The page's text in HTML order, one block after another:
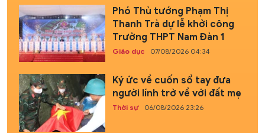
Phó Thủ tướng Phạm Thị
Thanh Trà dự lễ khởi công
Trường THPT Nam Đàn 1
Giáo dục 07/08/2026 04:34
Ký ức về cuốn sổ tay đưa
người lính trở về với đất mẹ
Thời sự 06/08/2026 23:26